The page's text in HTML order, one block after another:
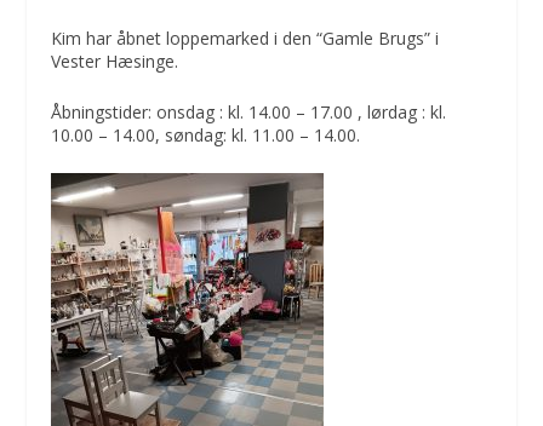
Kim har åbnet loppemarked i den “Gamle Brugs” i
Vester Hæsinge.
Åbningstider: onsdag : kl. 14.00 – 17.00 , lørdag : kl.
10.00 – 14.00, søndag: kl. 11.00 – 14.00.